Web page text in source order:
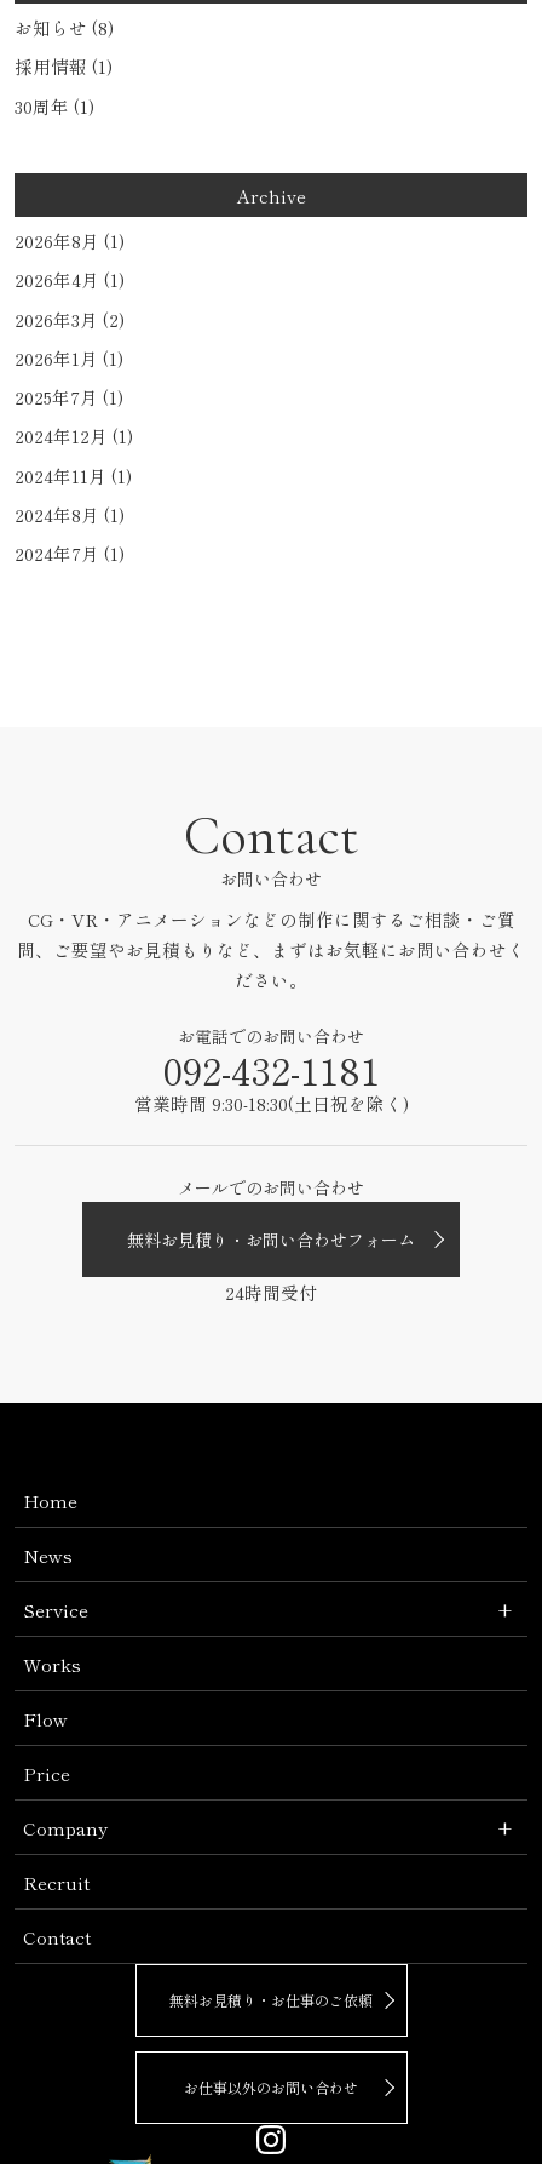
お知らせ (8)
採用情報 (1)
30周年 (1)
Archive
2026年8月 (1)
2026年4月 (1)
2026年3月 (2)
2026年1月 (1)
2025年7月 (1)
2024年12月 (1)
2024年11月 (1)
2024年8月 (1)
2024年7月 (1)
Contact
お問い合わせ
CG・VR・アニメーションなどの制作に関するご相談・ご質
問、ご要望やお見積もりなど、まずはお気軽にお問い合わせく
ださい。
お電話でのお問い合わせ
092-432-1181
営業時間 9:30-18:30(土日祝を除く)
メールでのお問い合わせ
無料お見積り・お問い合わせフォーム
24時間受付
Home
News
Service +
CG Perspective
Virtual Reality
Animation
Works
Flow
Price
Company +
Outline
History
弊社の取り組み
Recruit
Contact
お仕事以外のお問い合わせ
無料お見積り・お仕事のご依頼